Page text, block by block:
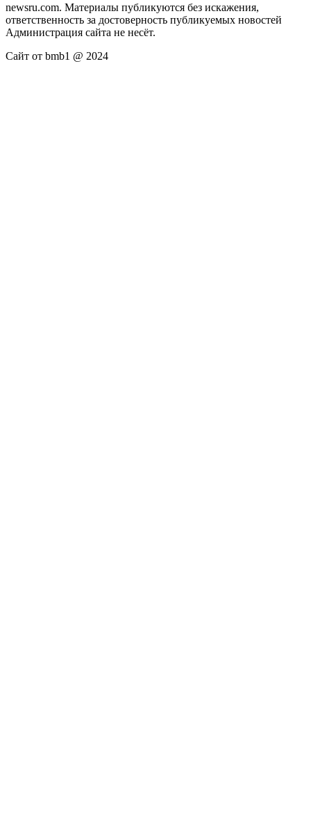
newsru.com. Материалы публикуются без искажения,
ответственность за достоверность публикуемых новостей
Администрация сайта не несёт.
Сайт от bmb1 @ 2024